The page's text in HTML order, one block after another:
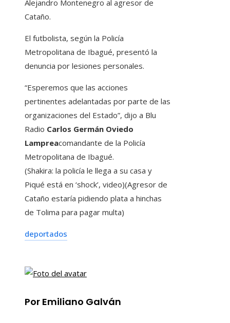
Alejandro Montenegro al agresor de
Cataño.
El futbolista, según la Policía
Metropolitana de Ibagué, presentó la
denuncia por lesiones personales.
“Esperemos que las acciones
pertinentes adelantadas por parte de las
organizaciones del Estado”, dijo a Blu
Radio Carlos Germán Oviedo
Lampreacomandante de la Policía
Metropolitana de Ibagué.
(Shakira: la policía le llega a su casa y
Piqué está en ‘shock’, video)(Agresor de
Cataño estaría pidiendo plata a hinchas
de Tolima para pagar multa)
deportados
Por Emiliano Galván